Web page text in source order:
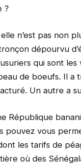
?
n’est pas non
dépourvu
qui sont
de boeufs. Il a
Un autre a
République
pouvez vous
les tarifs de
où des